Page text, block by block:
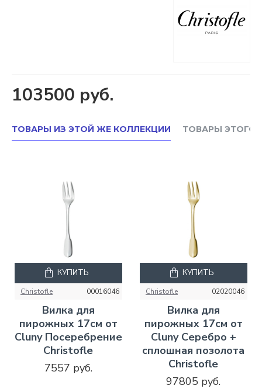
103500 руб.
ТОВАРЫ ИЗ ЭТОЙ ЖЕ КОЛЛЕКЦИИ ТОВАРЫ ЭТОГО
Christofle 00016046
Вилка для
пирожных 17см от
Cluny Посеребрение
Christofle
7557 руб.
КУПИТЬ
Christofle 02020046
Вилка для
пирожных 17см от
Cluny Серебро +
сплошная позолота
Christofle
97805 руб.
КУПИТЬ